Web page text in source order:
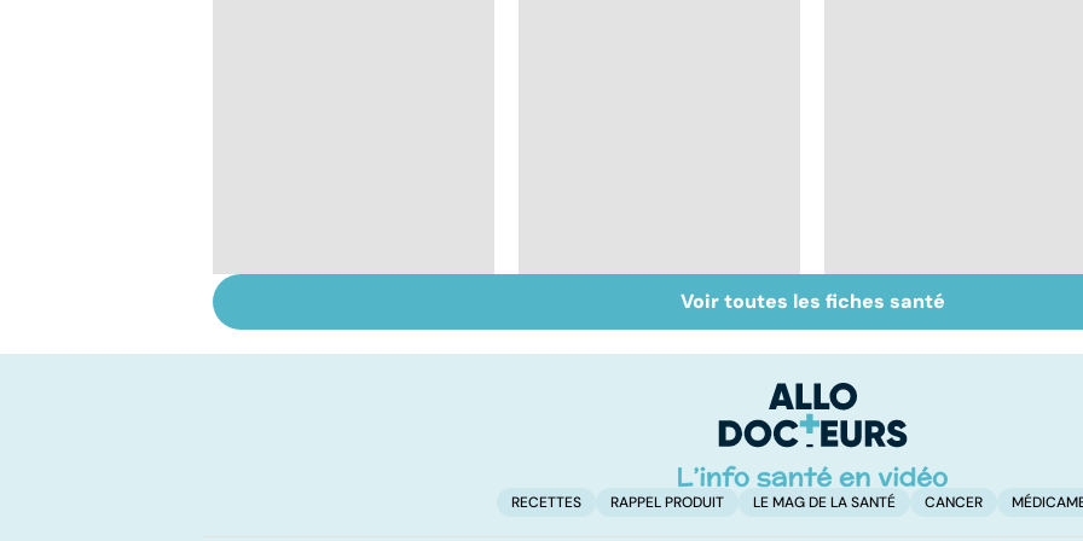
grâce aux plantes
Intoxications
alimentaires :
Remèdes naturels :
les trucs de grand-
Voir toutes les fiches santé
RECETTES RAPPEL PRODUIT LE MAG DE LA SANTÉ CANCER